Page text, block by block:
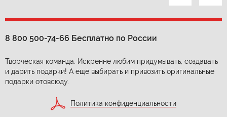
8 800 500-74-66 Бесплатно по России
Творческая команда. Искренне любим придумывать, создавать
и дарить подарки! А еще выбирать и привозить оригинальные
подарки отовсюду.
Политика конфиденциальности